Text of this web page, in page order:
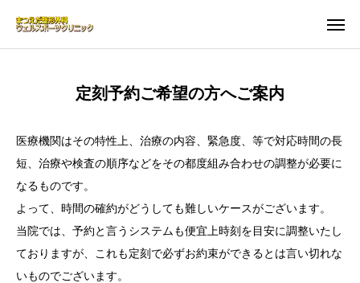
定刻予約ご希望の方へご案内
医療機関はその特性上、治療の内容、緊急度、等で対応時間の長
短、治療や検査の順序などをその都度組み合わせの調整が必要に
なるものです。
よって、時間の確約がどうしても難しいケースがございます。
当院では、予約と言うシステムも便宜上時刻を目安に調整いたし
ておりますが、これも定刻で必ずお約束ができるとは言い切れな
いものでございます。
クリニック案内
診療時間
MRI検査
お知らせ